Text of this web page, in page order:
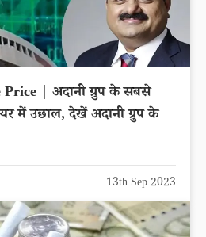
| अदानी ग्रुप के सबसे
में उछाल, देखें अदानी ग्रुप के
13th Sep 2023